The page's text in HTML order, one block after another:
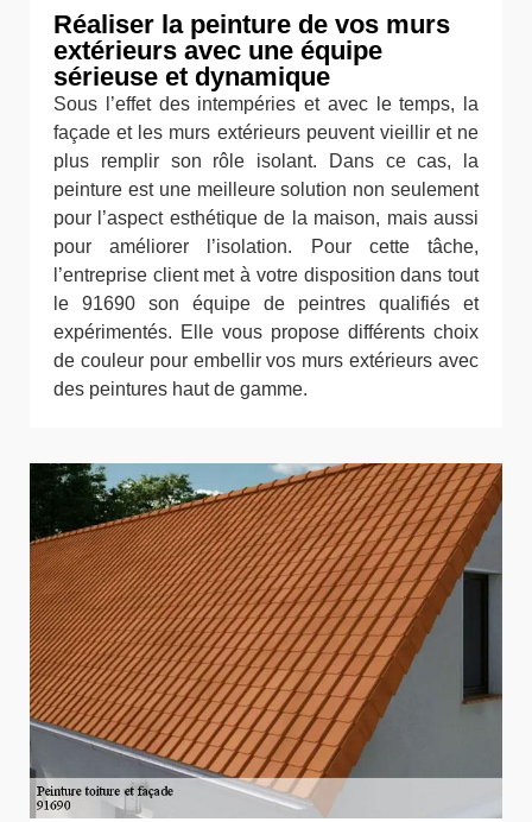
Réaliser la peinture de vos murs
extérieurs avec une équipe
sérieuse et dynamique
Sous l’effet des intempéries et avec le temps, la
façade et les murs extérieurs peuvent vieillir et ne
plus remplir son rôle isolant. Dans ce cas, la
peinture est une meilleure solution non seulement
pour l’aspect esthétique de la maison, mais aussi
pour améliorer l’isolation. Pour cette tâche,
l’entreprise client met à votre disposition dans tout
le 91690 son équipe de peintres qualifiés et
expérimentés. Elle vous propose différents choix
de couleur pour embellir vos murs extérieurs avec
des peintures haut de gamme.